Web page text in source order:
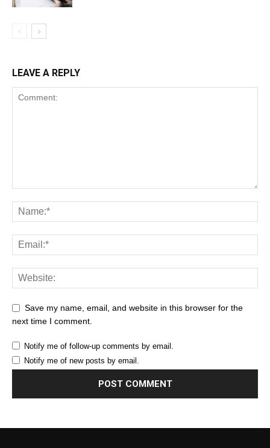
LEAVE A REPLY
Save my name, email, and website in this browser for the
next time I comment.
Notify me of follow-up comments by email.
Notify me of new posts by email.